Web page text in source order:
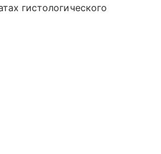
гистологического